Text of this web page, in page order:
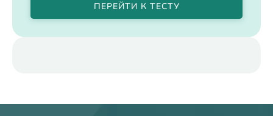
ПЕРЕЙТИ К ТЕСТУ